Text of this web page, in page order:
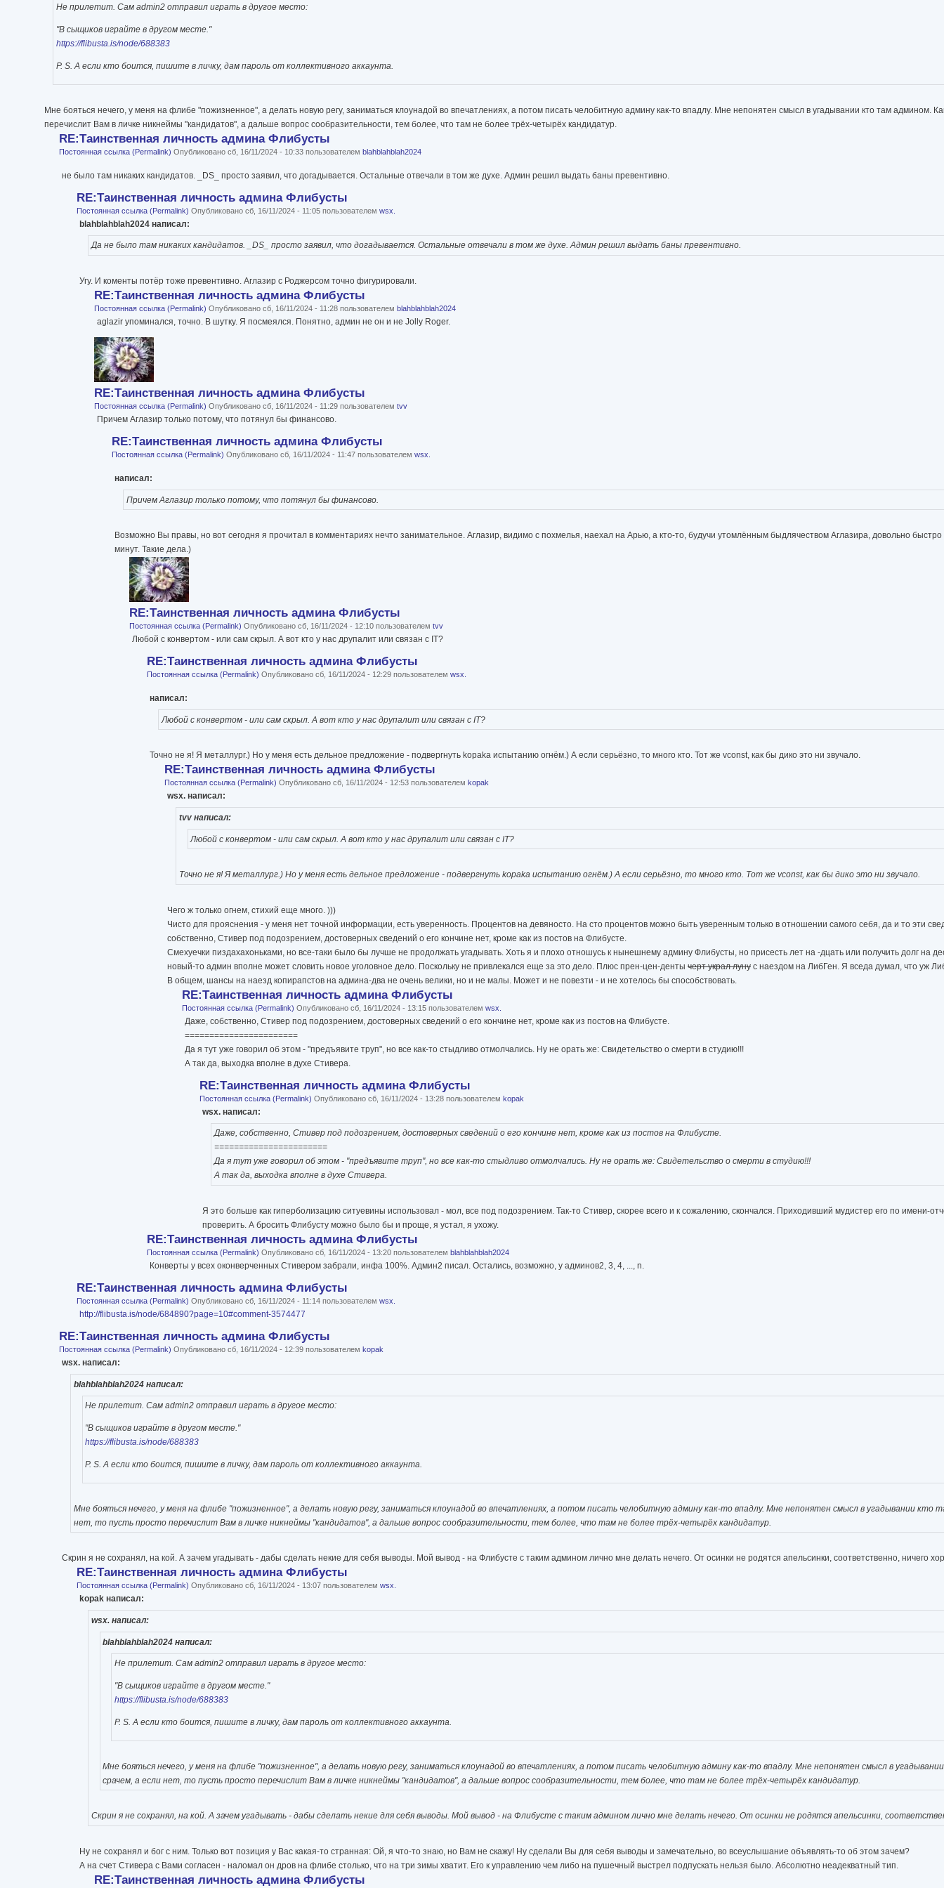
Не прилетит. Сам admin2 отправил играть в другое место:
"В сыщиков играйте в другом месте."
https://flibusta.is/node/688383
P. S. А если кто боится, пишите в личку, дам пароль от коллективного аккаунта.
Мне бояться нечего, у меня на флибе "пожизненное", а делать новую регу, заниматься клоунадой во впечатлениях, а потом писать челобитную админу как-то впадлу. Мне непонятен смысл в угадывании кто там админом.
перечислит Вам в личке никнеймы "кандидатов", а дальше вопрос сообразительности, тем более, что там не более трёх-четырёх кандидатур.
RE:Таинственная личность админа Флибусты
Постоянная ссылка (Permalink) Опубликовано сб, 16/11/2024 - 10:33 пользователем blahblahblah2024
не было там никаких кандидатов. _DS_ просто заявил, что догадывается. Остальные отвечали в том же духе. Админ решил выдать баны превентивно.
RE:Таинственная личность админа Флибусты
Постоянная ссылка (Permalink) Опубликовано сб, 16/11/2024 - 11:05 пользователем wsx.
blahblahblah2024 написал:
Да не было там никаких кандидатов. _DS_ просто заявил, что догадывается. Остальные отвечали в том же духе. Админ решил выдать баны превентивно.
Угу. И коменты потёр тоже превентивно. Аглазир с Роджерсом точно фигурировали.
RE:Таинственная личность админа Флибусты
Постоянная ссылка (Permalink) Опубликовано сб, 16/11/2024 - 11:28 пользователем blahblahblah2024
aglazir упоминался, точно. В шутку. Я посмеялся. Понятно, админ не он и не Jolly Roger.
RE:Таинственная личность админа Флибусты
Постоянная ссылка (Permalink) Опубликовано сб, 16/11/2024 - 11:29 пользователем tvv
Причем Аглазир только потому, что потянул бы финансово.
RE:Таинственная личность админа Флибусты
Постоянная ссылка (Permalink) Опубликовано сб, 16/11/2024 - 11:47 пользователем wsx.
написал:
Причем Аглазир только потому, что потянул бы финансово.
Возможно Вы правы, но вот сегодня я прочитал в комментариях нечто занимательное. Аглазир, видимо с похмелья, наехал на Арью, а кто-то, будучи утомлённым быдлячеством Аглазира, довольно
минут. Такие дела.)
RE:Таинственная личность админа Флибусты
Постоянная ссылка (Permalink) Опубликовано сб, 16/11/2024 - 12:10 пользователем tvv
Любой с конвертом - или сам скрыл. А вот кто у нас друпалит или связан с IT?
RE:Таинственная личность админа Флибусты
Постоянная ссылка (Permalink) Опубликовано сб, 16/11/2024 - 12:29 пользователем wsx.
написал:
Любой с конвертом - или сам скрыл. А вот кто у нас друпалит или связан с IT?
Точно не я! Я металлург.) Но у меня есть дельное предложение - подвергнуть kopakа испытанию огнём.) А если серьёзно, то много кто. Тот же vconst, как бы дико это ни звучало.
RE:Таинственная личность админа Флибусты
Постоянная ссылка (Permalink) Опубликовано сб, 16/11/2024 - 12:53 пользователем kopak
wsx. написал:
tvv написал:
Любой с конвертом - или сам скрыл. А вот кто у нас друпалит или связан с IT?
Точно не я! Я металлург.) Но у меня есть дельное предложение - подвергнуть kopakа испытанию огнём.) А если серьёзно, то много кто. Тот же vconst, как бы дико это ни звучало.
Чего ж только огнем, стихий еще много. )))
Чисто для прояснения - у меня нет точной информации, есть уверенность. Процентов на девяносто. На сто процентов можно быть уверенным только в отношении самого себя, да и то эти
собственно, Стивер под подозрением, достоверных сведений о его кончине нет, кроме как из постов на Флибусте.
Смехуечки пиздахахоньками, но все-таки было бы лучше не продолжать угадывать. Хоть я и плохо отношусь к нынешнему админу Флибусты, но присесть лет на -дцать или получить долг
новый-то админ вполне может словить новое уголовное дело. Поскольку не привлекался еще за это дело. Плюс прен-цен-денты черт украл луну с наездом на ЛибГен. Я вседа думал, что уж
В общем, шансы на наезд копирапстов на админа-два не очень велики, но и не малы. Может и не повезти - и не хотелось бы способствовать.
RE:Таинственная личность админа Флибусты
Постоянная ссылка (Permalink) Опубликовано сб, 16/11/2024 - 13:15 пользователем wsx.
Даже, собственно, Стивер под подозрением, достоверных сведений о его кончине нет, кроме как из постов на Флибусте.
=======================
Да я тут уже говорил об этом - "предъявите труп", но все как-то стыдливо отмолчались. Ну не орать же: Свидетельство о смерти в студию!!!
А так да, выходка вполне в духе Стивера.
RE:Таинственная личность админа Флибусты
Постоянная ссылка (Permalink) Опубликовано сб, 16/11/2024 - 13:28 пользователем kopak
wsx. написал:
Даже, собственно, Стивер под подозрением, достоверных сведений о его кончине нет, кроме как из постов на Флибусте.
=======================
Да я тут уже говорил об этом - "предъявите труп", но все как-то стыдливо отмолчались. Ну не орать же: Свидетельство о смерти в студию!!!
А так да, выходка вполне в духе Стивера.
Я это больше как гиперболизацию ситуевины использовал - мол, все под подозрением. Так-то Стивер, скорее всего и к сожалению, скончался. Приходивший мудистер его по имени-
проверить. А бросить Флибусту можно было бы и проще, я устал, я ухожу.
RE:Таинственная личность админа Флибусты
Постоянная ссылка (Permalink) Опубликовано сб, 16/11/2024 - 13:20 пользователем blahblahblah2024
Конверты у всех оконверченных Стивером забрали, инфа 100%. Админ2 писал. Остались, возможно, у админов2, 3, 4, ..., n.
RE:Таинственная личность админа Флибусты
Постоянная ссылка (Permalink) Опубликовано сб, 16/11/2024 - 11:14 пользователем wsx.
http://flibusta.is/node/684890?page=10#comment-3574477
RE:Таинственная личность админа Флибусты
Постоянная ссылка (Permalink) Опубликовано сб, 16/11/2024 - 12:39 пользователем kopak
wsx. написал:
blahblahblah2024 написал:
Не прилетит. Сам admin2 отправил играть в другое место:
"В сыщиков играйте в другом месте."
https://flibusta.is/node/688383
P. S. А если кто боится, пишите в личку, дам пароль от коллективного аккаунта.
Мне бояться нечего, у меня на флибе "пожизненное", а делать новую регу, заниматься клоунадой во впечатлениях, а потом писать челобитную админу как-то впадлу. Мне непонятен смысл в угадывании
нет, то пусть просто перечислит Вам в личке никнеймы "кандидатов", а дальше вопрос сообразительности, тем более, что там не более трёх-четырёх кандидатур.
Скрин я не сохранял, на кой. А зачем угадывать - дабы сделать некие для себя выводы. Мой вывод - на Флибусте с таким админом лично мне делать нечего. От осинки не родятся апельсинки, соответственно, ничего
RE:Таинственная личность админа Флибусты
Постоянная ссылка (Permalink) Опубликовано сб, 16/11/2024 - 13:07 пользователем wsx.
kopak написал:
wsx. написал:
blahblahblah2024 написал:
Не прилетит. Сам admin2 отправил играть в другое место:
"В сыщиков играйте в другом месте."
https://flibusta.is/node/688383
P. S. А если кто боится, пишите в личку, дам пароль от коллективного аккаунта.
Мне бояться нечего, у меня на флибе "пожизненное", а делать новую регу, заниматься клоунадой во впечатлениях, а потом писать челобитную админу как-то впадлу. Мне непонятен смысл в
срачем, а если нет, то пусть просто перечислит Вам в личке никнеймы "кандидатов", а дальше вопрос сообразительности, тем более, что там не более трёх-четырёх кандидатур.
Скрин я не сохранял, на кой. А зачем угадывать - дабы сделать некие для себя выводы. Мой вывод - на Флибусте с таким админом лично мне делать нечего. От осинки не родятся апельсинки,
Ну не сохранял и бог с ним. Только вот позиция у Вас какая-то странная: Ой, я что-то знаю, но Вам не скажу! Ну сделали Вы для себя выводы и замечательно, во всеуслышание объявлять-то об этом зачем?
А на счет Стивера с Вами согласен - наломал он дров на флибе столько, что на три зимы хватит. Его к управлению чем либо на пушечный выстрел подпускать нельзя было. Абсолютно неадекватный тип.
RE:Таинственная личность админа Флибусты